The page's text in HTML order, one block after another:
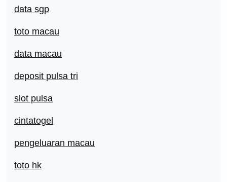
data sgp
toto macau
data macau
deposit pulsa tri
slot pulsa
cintatogel
pengeluaran macau
toto hk